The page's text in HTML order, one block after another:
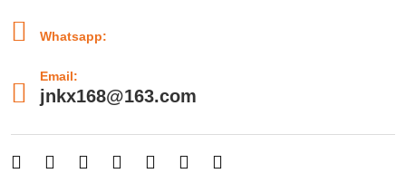
 Whatsapp:

Email:
jnkx168@163.com
      